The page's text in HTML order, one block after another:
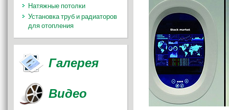
Натяжные потолки
Установка труб и радиаторов
для отопления
Галерея
Видео